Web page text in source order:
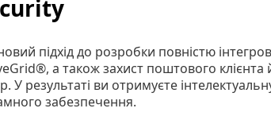
підхід до розробки повністю
а також захист поштового
У результаті ви отримуєте
забезпечення.